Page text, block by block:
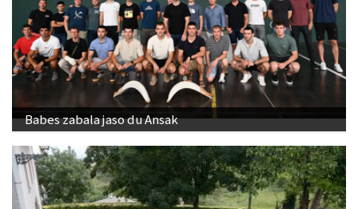
Babes zabala jaso du Ansak